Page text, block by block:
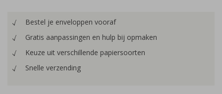
Bestel je enveloppen vooraf
Gratis aanpassingen en hulp bij opmaken
Keuze uit verschillende papiersoorten
Snelle verzending